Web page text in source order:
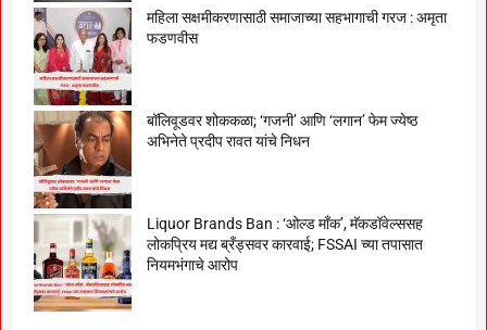
महिला सक्षमीकरणासाठी समाजाच्या सहभागाची गरज : अमृता
फडणवीस
बॉलिवूडवर शोककळा; ‘गजनी’ आणि ‘लगान’ फेम ज्येष्ठ
अभिनेते प्रदीप रावत यांचे निधन
Liquor Brands Ban : ‘ओल्ड मॉंक’, मॅकडॉवेल्ससह
लोकप्रिय मद्य ब्रँड्सवर कारवाई; FSSAI च्या तपासात
नियमभंगाचे आरोप